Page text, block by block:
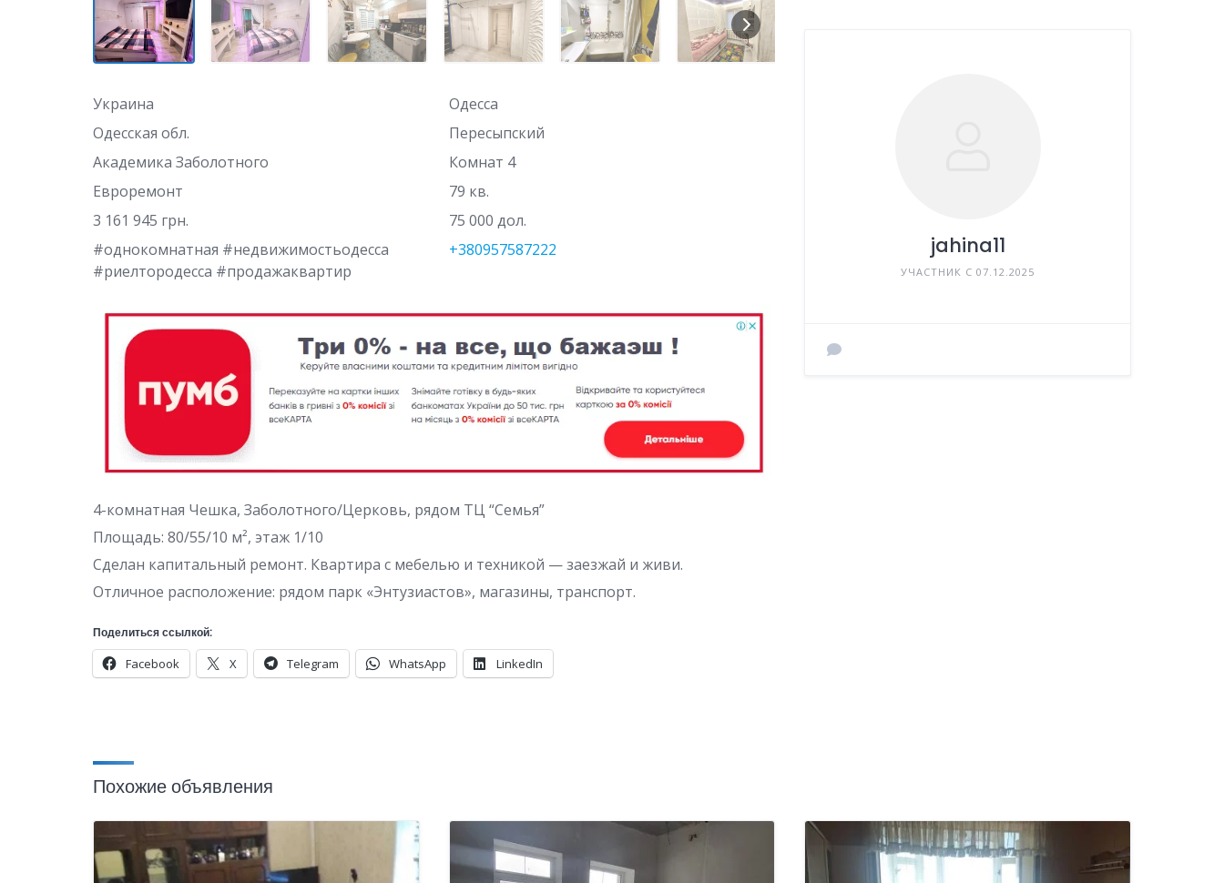
Украина
Одесса
Одесская обл.
Пересыпский
Академика Заболотного
Комнат 4
Евроремонт
79 кв.
3 161 945 грн.
75 000 дол.
#однокомнатная #недвижимостьодесса
#риелтородесса #продажаквартир
+380957587222
4-комнатная Чешка, Заболотного/Церковь, рядом ТЦ “Семья”
Площадь: 80/55/10 м², этаж 1/10
Сделан капитальный ремонт. Квартира с мебелью и техникой — заезжай и живи.
Отличное расположение: рядом парк «Энтузиастов», магазины, транспорт.
Поделиться ссылкой:
Facebook X Telegram WhatsApp LinkedIn
jahina11
УЧАСТНИК С 07.12.2025
Похожие объявления